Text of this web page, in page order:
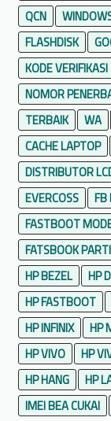
QCN
FLASHDISK
KODE VERIFIKASI
NOMOR
TERBAIK
WA
CACHE LAPTOP
DISTRIBUTOR
EVERCOSS
FB
FASTBOOT
FATSBOOK
HP BEZEL
HP
HP FASTBOOT
HP INFINIX
HP
HP VIVO
HP
HP HANG
HP
IMEI BEA CUKAI